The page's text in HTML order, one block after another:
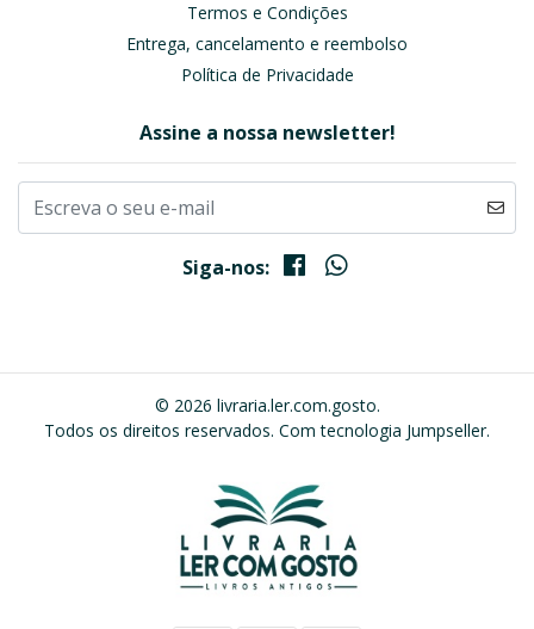
Termos e Condições
Entrega, cancelamento e reembolso
Política de Privacidade
Assine a nossa newsletter!
Siga-nos:
© 2026 livraria.ler.com.gosto.
Todos os direitos reservados. Com tecnologia Jumpseller.